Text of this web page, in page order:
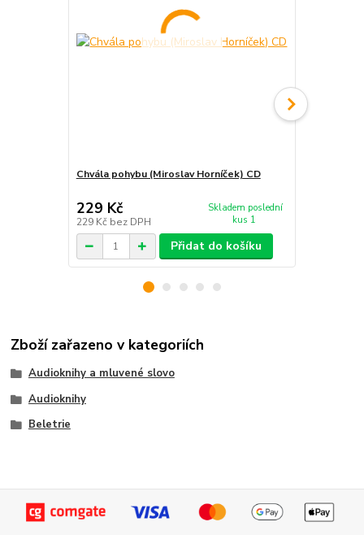
Chvála pohybu (Miroslav Horníček) CD
229 Kč
229 Kč bez DPH
Skladem poslední
kus 1
Přidat do košíku
Zboží zařazeno v kategoriích
Audioknihy a mluvené slovo
Audioknihy
Beletrie